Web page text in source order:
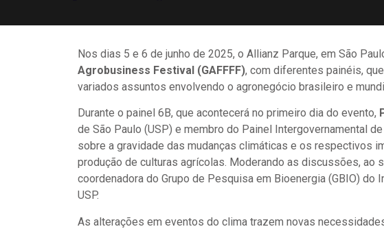
Nos dias 5 e 6 de junho de 2025, o Allianz Parque, em São
Agrobusiness Festival (GAFFFF), com diferentes painéis,
variados assuntos envolvendo o agronegócio brasileiro e
Durante o painel 6B, que acontecerá no primeiro dia do evento,
de São Paulo (USP) e membro do Painel Intergovernamental
sobre a gravidade das mudanças climáticas e os respectivos
produção de culturas agrícolas. Moderando as discussões, ao
coordenadora do Grupo de Pesquisa em Bioenergia (GBIO) do
USP.
As alterações em eventos do clima trazem novas